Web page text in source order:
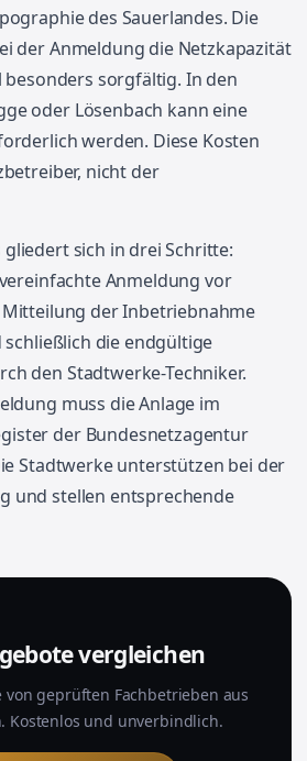
des Sauerlandes. Die
der Anmeldung die Netzkapazität
sorgfältig. In den
oder Lösenbach kann eine
werden. Diese Kosten
nicht der
sich in drei Schritte:
Anmeldung vor
der Inbetriebnahme
die endgültige
den Stadtwerke-Techniker.
muss die Anlage im
der Bundesnetzagentur
Stadtwerke unterstützen bei der
und stellen entsprechende
vergleichen
von geprüften Fachbetrieben aus
Kostenlos und unverbindlich.